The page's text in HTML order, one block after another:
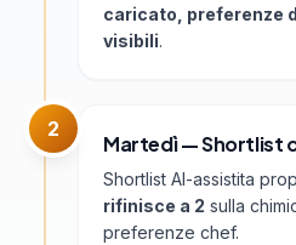
caricato, preferenze
visibili.
2
Martedì — Shortlist
Shortlist AI-assistita
rifinisce a 2 sulla
preferenze chef.